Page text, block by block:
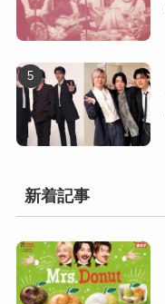
新着記事